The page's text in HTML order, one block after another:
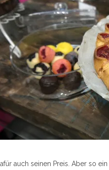
auch seinen Preis. Aber so